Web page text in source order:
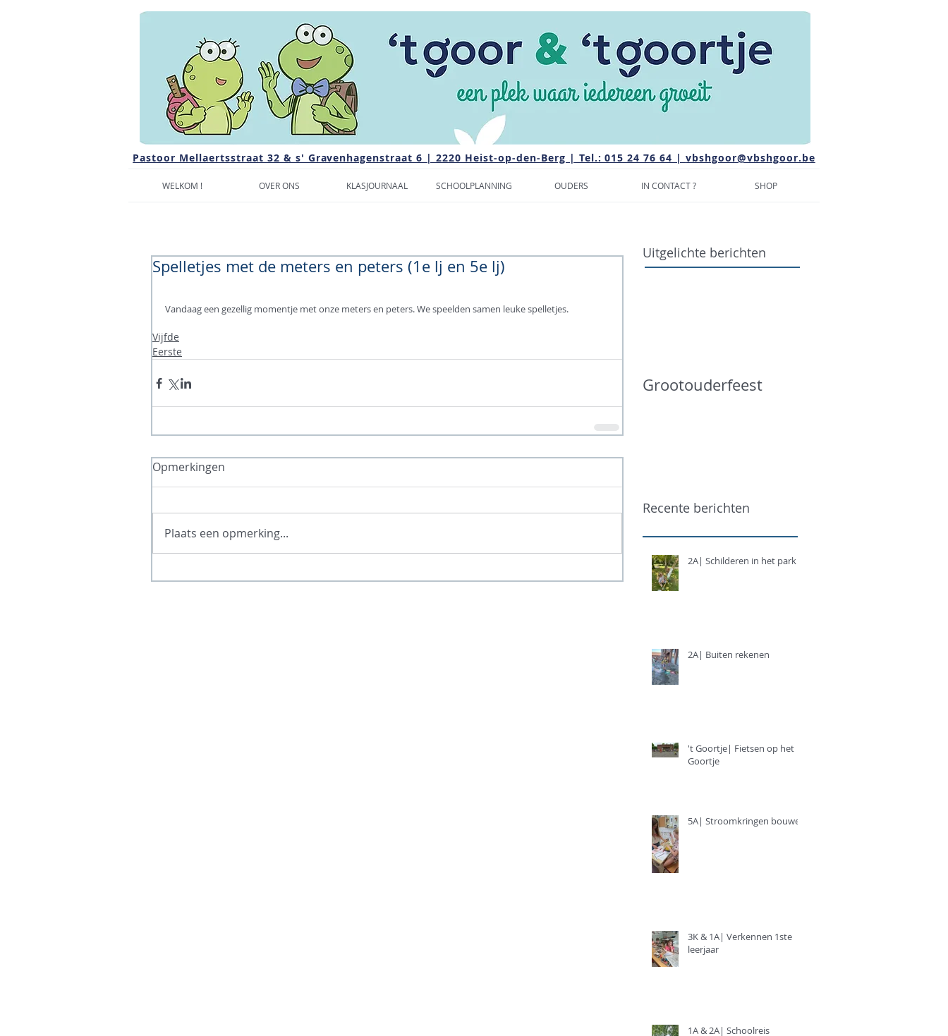
Pastoor Mellaertsstraat 32 & s' Gravenhagenstraat 6 | 2220 Heist-op-den-Berg | Tel.: 015 24 76 64 |vbshgoor@vbshgoor.be
WELKOM ! OVER ONS KLASJOURNAAL SCHOOLPLANNING OUDERS IN CONTACT ? SHOP
Spelletjes met de meters en peters (1e lj en 5e lj)
Vandaag een gezellig momentje met onze meters en peters. We speelden samen leuke spelletjes.
Vijfde
Eerste
Opmerkingen
Plaats een opmerking...
Uitgelichte berichten
Grootouderfeest
Recente berichten
2A| Schilderen in het park
2A| Buiten rekenen
't Goortje| Fietsen op het
Goortje
5A| Stroomkringen bouwen
3K & 1A| Verkennen 1ste
leerjaar
1A & 2A| Schoolreis